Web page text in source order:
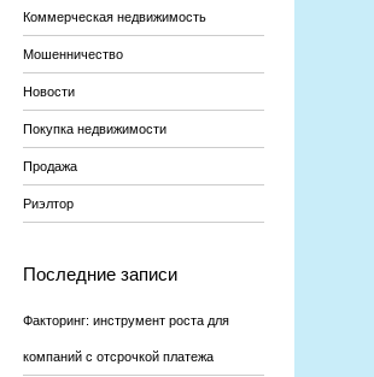
Коммерческая недвижимость
Мошенничество
Новости
Покупка недвижимости
Продажа
Риэлтор
Последние записи
Факторинг: инструмент роста для
компаний с отсрочкой платежа